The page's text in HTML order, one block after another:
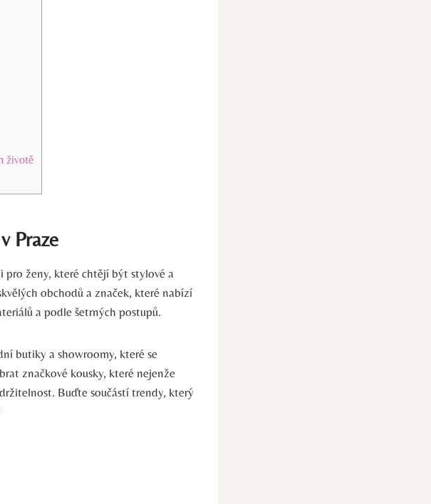
životě
Praze
pro ženy, které chtějí být stylové a
obchodů a značek, které nabízí
a podle šetrných postupů.
butiky a showroomy, které se
značkové kousky, které nejenže
Buďte součástí trendy, který